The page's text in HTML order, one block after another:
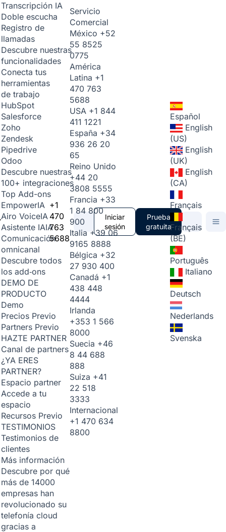
Transcripción IA
Doble escucha
Registro de
llamadas
Descubre nuestras
funcionalidades
Conecta tus
herramientas
de trabajo
HubSpot
Salesforce
Zoho
Zendesk
Pipedrive
Odoo
Descubre nuestras
100+ integraciones
Top Add-ons
EmpowerIA
Airo VoiceIA
Asistente IAIA
Comunicación
omnicanal
Descubre todos
los add‑ons
DEMO DE
PRODUCTO
Demo
Precios Previo
Partners Previo
HAZTE PARTNER
Canal de partners
¿YA ERES
PARTNER?
Espacio partner
Accede a tu
espacio
Recursos Previo
TESTIMONIOS
Testimonios de
clientes
Más información
Descubre por qué
más de 14000
empresas han
revolucionado su
telefonía cloud
gracias a
+1
470
763
5688
Servicio
Comercial
México +52
55 8525
0775
América
Latina +1
470 763
5688
USA +1 844
411 1221
España +34
936 26 20
65
Reino Unido
+44 20
3808 5555
Francia +33
1 84 800
900
Italia +39 06
9165 8888
Bélgica +32
27 930 400
Canadá +1
438 448
4444
Irlanda
+353 1 566
8000
Suecia +46
8 44 688
888
Suiza +41
22 518
3333
Internacional
+1 470 634
8800
Iniciar
sesión
Prueba
gratuita
Español
English
(US)
English
(UK)
English
(CA)
Français
Français
(BE)
Português
Italiano
Deutsch
Nederlands
Svenska